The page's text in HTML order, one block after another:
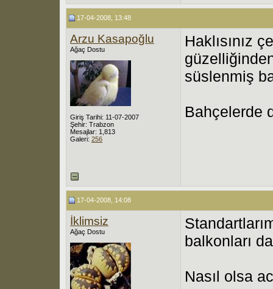
17-04-2008, 13:48
Arzu Kasapoğlu
Ağaç Dostu
Giriş Tarihi: 11-07-2007
Şehir: Trabzon
Mesajlar: 1,813
Galeri: 256
Haklısınız
süslenmiş
Bahçelerde
17-04-2008, 14:08
İklimsiz
Ağaç Dostu
balkonları
Nasıl olsa